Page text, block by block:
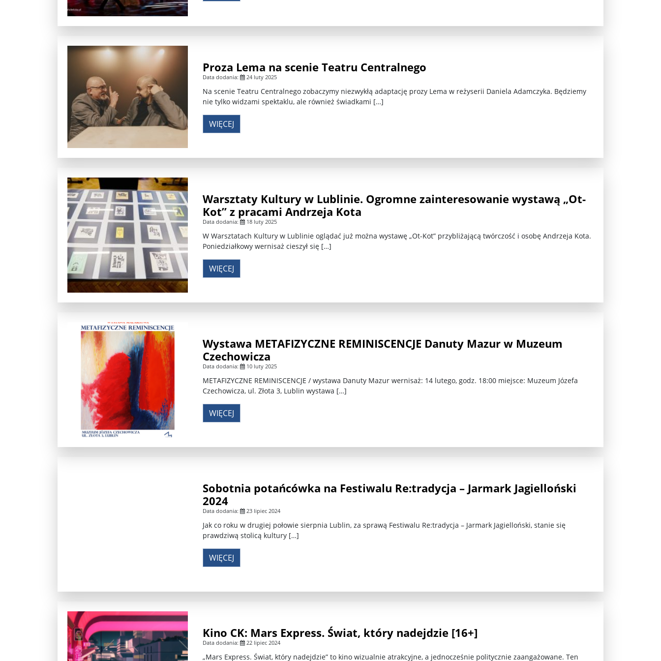
Proza Lema na scenie Teatru Centralnego
Data dodania: 24 luty 2025
Na scenie Teatru Centralnego zobaczymy niezwykłą adaptację prozy Lema w reżyserii Daniela Adamczyka. Będziemy
nie tylko widzami spektaklu, ale również świadkami […]
WIĘCEJ
Warsztaty Kultury w Lublinie. Ogromne zainteresowanie wystawą „Ot-
Kot” z pracami Andrzeja Kota
Data dodania: 18 luty 2025
W Warsztatach Kultury w Lublinie oglądać już można wystawę „Ot-Kot” przybliżającą twórczość i osobę Andrzeja Kota.
Poniedziałkowy wernisaż cieszył się […]
WIĘCEJ
Wystawa METAFIZYCZNE REMINISCENCJE Danuty Mazur w Muzeum
Czechowicza
Data dodania: 10 luty 2025
METAFIZYCZNE REMINISCENCJE / wystawa Danuty Mazur wernisaż: 14 lutego, godz. 18:00 miejsce: Muzeum Józefa
Czechowicza, ul. Złota 3, Lublin wystawa […]
WIĘCEJ
Sobotnia potańcówka na Festiwalu Re:tradycja – Jarmark Jagielloński
2024
Data dodania: 23 lipiec 2024
Jak co roku w drugiej połowie sierpnia Lublin, za sprawą Festiwalu Re:tradycja – Jarmark Jagielloński, stanie się
prawdziwą stolicą kultury […]
WIĘCEJ
Kino CK: Mars Express. Świat, który nadejdzie [16+]
Data dodania: 22 lipiec 2024
„Mars Express. Świat, który nadejdzie” to kino wizualnie atrakcyjne, a jednocześnie politycznie zaangażowane. Ten